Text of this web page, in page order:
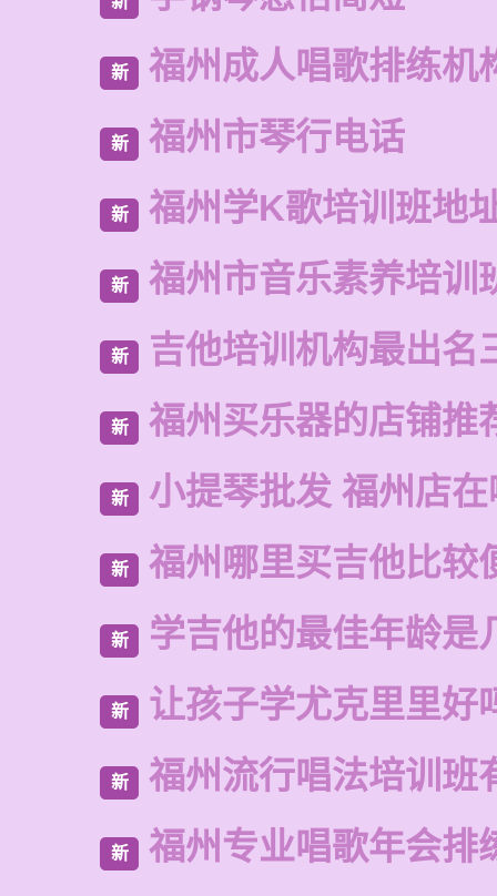
新 福州成人唱歌排练机
新 福州市琴行电话
新 福州学K歌培训班地
新 福州市音乐素养培训
新 吉他培训机构最出名
新 福州买乐器的店铺推
新 小提琴批发 福州店
新 福州哪里买吉他比较
新 学吉他的最佳年龄是
新 让孩子学尤克里里好
新 福州流行唱法培训班
新 福州专业唱歌年会排